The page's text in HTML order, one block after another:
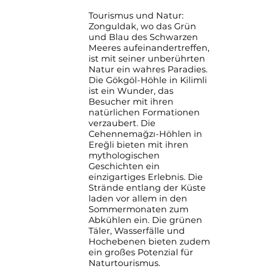
Tourismus und Natur:
Zonguldak, wo das Grün
und Blau des Schwarzen
Meeres aufeinandertreffen,
ist mit seiner unberührten
Natur ein wahres Paradies.
Die Gökgöl-Höhle in Kilimli
ist ein Wunder, das
Besucher mit ihren
natürlichen Formationen
verzaubert. Die
Cehennemağzı-Höhlen in
Ereğli bieten mit ihren
mythologischen
Geschichten ein
einzigartiges Erlebnis. Die
Strände entlang der Küste
laden vor allem in den
Sommermonaten zum
Abkühlen ein. Die grünen
Täler, Wasserfälle und
Hochebenen bieten zudem
ein großes Potenzial für
Naturtourismus.